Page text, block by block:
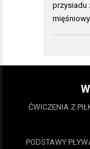
przysiadu
ĆWICZENIA Z
PODSTAWY